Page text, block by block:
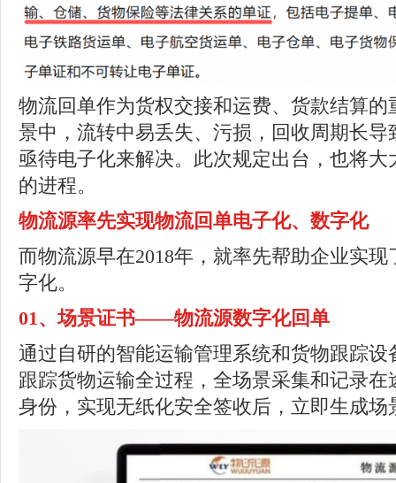
物流回单作为货权交接和运费、货款结算
景中，流转中易丢失、污损，回收周期长
亟待电子化来解决。此次规定出台，也将
的进程。
物流源率先实现物流回单电子化、数字化
而物流源早在2018年，就率先帮助企业实
字化。
01、场景证书——物流源数字化回单
通过自研的智能运输管理系统和货物跟踪
跟踪货物运输全过程，全场景采集和记录
身份，实现无纸化安全签收后，立即生成